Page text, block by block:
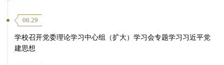
06.29
学校召开党委理论学习中心组（扩大）学习会专题学习习近平党
建思想